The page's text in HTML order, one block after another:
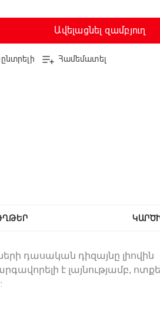
Ավելացնել զամբյուղ
Համեմատել
դասական դիզայնը լիովին
է լայնությամբ,